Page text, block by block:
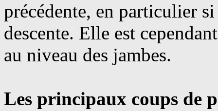
précédente, en particulier
descente. Elle est
au niveau des jambes.
Les principaux coups de